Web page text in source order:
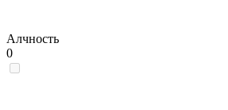
Алчность
0